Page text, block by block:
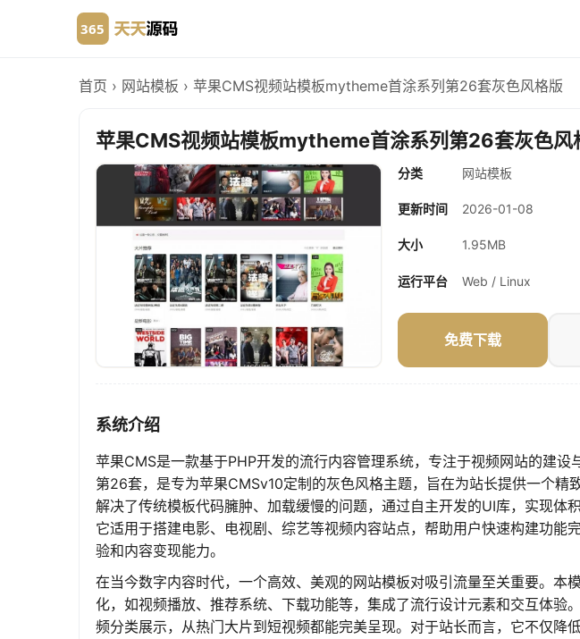
首页 › 网站模板 › 苹果CMS视频站模板mytheme首涂系列第26套灰色风格版
苹果CMS视频站模板mytheme首涂系列第26套灰色风
分类 网站模板
更新时间 2026-01-08
大小 1.95MB
运行平台 Web / Linux
免费下载
系统介绍
苹果CMS是一款基于PHP开发的流行内容管理系统，专注于视频网站的建
第26套，是专为苹果CMSv10定制的灰色风格主题，旨在为站长提供一个精
解决了传统模板代码臃肿、加载缓慢的问题，通过自主开发的UI库，实现体
它适用于搭建电影、电视剧、综艺等视频内容站点，帮助用户快速构建功能
验和内容变现能力。
在当今数字内容时代，一个高效、美观的网站模板对吸引流量至关重要。本
化，如视频播放、推荐系统、下载功能等，集成了流行设计元素和交互体验
频分类展示，从热门大片到短视频都能完美呈现。对于站长而言，它不仅降